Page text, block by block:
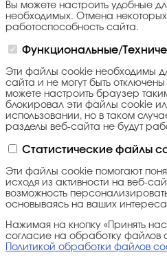
Вы можете настроить удобные
необходимых. Отмена
работоспособность сайта.
Функциональные/
Эти файлы cookie необходимы
сайта и не могут быть
можете настроить браузер
блокировал эти файлы cookie
использовании, но в таком
разделы веб-сайта не будут
Статистические файлы
Эти файлы cookie помогают
исходя из активности на веб-
возможность
основываясь на ваших
Нажимая на кнопку «Принять
согласие на обработку файлов
Политикой обработки файлов